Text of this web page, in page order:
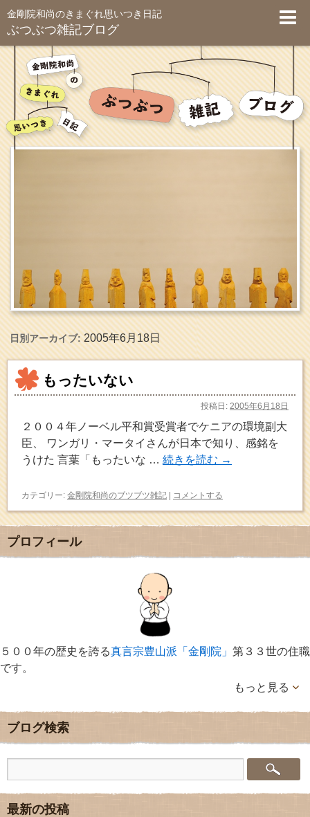
金剛院和尚のきまぐれ思いつき日記
ぶつぶつ雑記ブログ
日別アーカイブ:2005年6月18日
もったいない
投稿日: 2005年6月18日
２００４年ノーベル平和賞受賞者でケニアの環境副大
臣、 ワンガリ・マータイさんが日本で知り、感銘を
うけた 言葉「もったいな … 続きを読む →
カテゴリー: 金剛院和尚のブツブツ雑記 | コメントする
プロフィール
５００年の歴史を誇る真言宗豊山派「金剛院」 第３３世の住職
です。
もっと見る
ブログ検索
最新の投稿